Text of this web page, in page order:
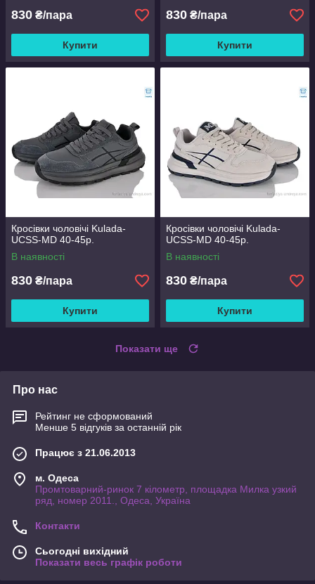
830 ₴/пара
Купити
830 ₴/пара
Купити
Кросівки чоловічі Kulada-
UCSS-MD 40-45р.
В наявності
830 ₴/пара
Купити
Кросівки чоловічі Kulada-
UCSS-MD 40-45р.
В наявності
830 ₴/пара
Купити
Показати ще
Про нас
Рейтинг не сформований
Менше 5 відгуків за останній рік
Працює з 21.06.2013
м. Одеса
Промтоварний-ринок 7 кілометр, площадка Милка узкий
ряд, номер 2011., Одеса, Україна
Контакти
Сьогодні вихідний
Показати весь графік роботи